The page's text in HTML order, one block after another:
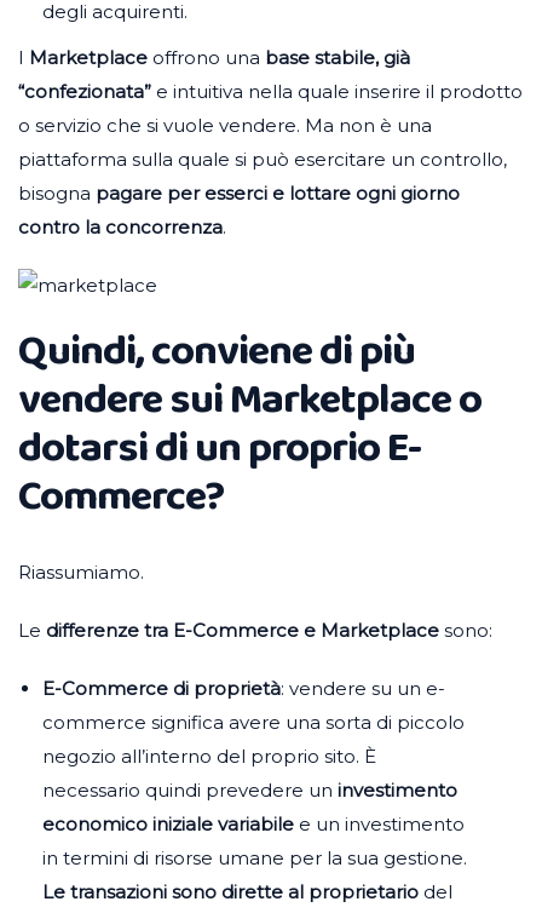
degli acquirenti.
I Marketplace offrono una base stabile, già
“confezionata” e intuitiva nella quale inserire il prodotto
o servizio che si vuole vendere. Ma non è una
piattaforma sulla quale si può esercitare un controllo,
bisogna pagare per esserci e lottare ogni giorno
contro la concorrenza.
Quindi, conviene di più
vendere sui Marketplace o
dotarsi di un proprio E-
Commerce?
Riassumiamo.
Le differenze tra E-Commerce e Marketplace sono:
E-Commerce di proprietà: vendere su un e-
commerce significa avere una sorta di piccolo
negozio all’interno del proprio sito. È
necessario quindi prevedere un investimento
economico iniziale variabile e un investimento
in termini di risorse umane per la sua gestione.
Le transazioni sono dirette al proprietario del